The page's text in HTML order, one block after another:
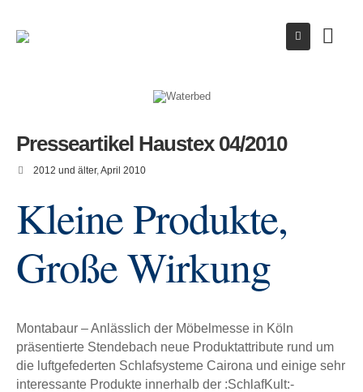
Presseartikel Haustex 04/2010
2012 und älter, April 2010
Kleine Produkte,
Große Wirkung
Montabaur – Anlässlich der Möbelmesse in Köln
präsentierte Stendebach neue Produktattribute rund um
die luftgefederten Schlafsysteme Cairona und einige sehr
interessante Produkte innerhalb der :SchlafKult:-